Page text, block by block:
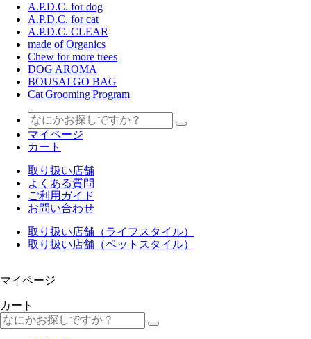
A.P.D.C. for dog
A.P.D.C. for cat
A.P.D.C. CLEAR
made of Organics
Chew for more trees
DOG AROMA
BOUSAI GO BAG
Cat Grooming Program
マイページ
カート
取り扱い店舗
よくある質問
ご利用ガイド
お問い合わせ
取り扱い店舗（ライフスタイル）
取り扱い店舗（ペットスタイル）
マイページ
カート